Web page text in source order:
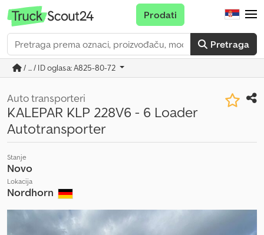
Pretraga
Prodati
/ ... / ID oglasa: A825-80-72
Auto transporteri
KALEPAR KLP 228V6 - 6 Loader
Autotransporter
Stanje
Novo
Lokacija
Nordhorn